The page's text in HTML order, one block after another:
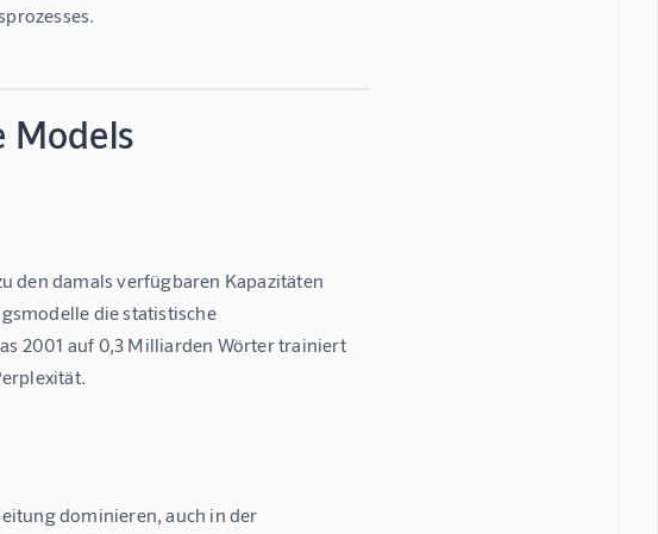
Models
den damals verfügbaren Kapazitäten
die statistische
2001 auf 0,3 Milliarden Wörter trainiert
dominieren, auch in der